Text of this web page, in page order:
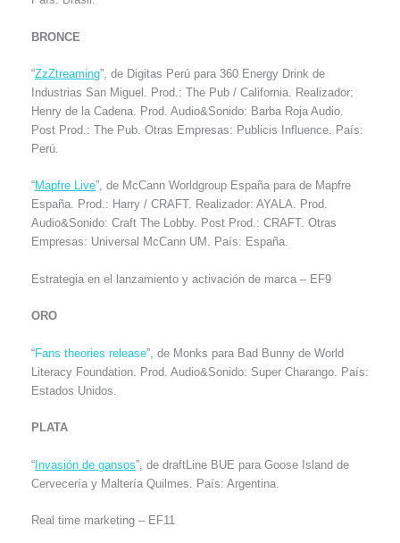
BRONCE
“ZzZtreaming”, de Digitas Perú para 360 Energy Drink de
Industrias San Miguel. Prod.: The Pub / California. Realizador:
Henry de la Cadena. Prod. Audio&Sonido: Barba Roja Audio.
Post Prod.: The Pub. Otras Empresas: Publicis Influence. País:
Perú.
“Mapfre Live”, de McCann Worldgroup España para de Mapfre
España. Prod.: Harry / CRAFT. Realizador: AYALA. Prod.
Audio&Sonido: Craft The Lobby. Post Prod.: CRAFT. Otras
Empresas: Universal McCann UM. País: España.
Estrategia en el lanzamiento y activación de marca – EF9
ORO
“Fans theories release”, de Monks para Bad Bunny de World
Literacy Foundation. Prod. Audio&Sonido: Super Charango. País:
Estados Unidos.
PLATA
“Invasión de gansos”, de draftLine BUE para Goose Island de
Cervecería y Maltería Quilmes. País: Argentina.
Real time marketing – EF11